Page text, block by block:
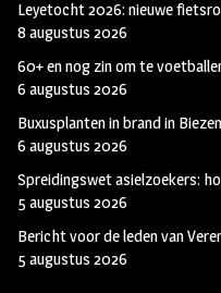
Leyetocht 2026: nieuwe
8 augustus 2026
60+ en nog zin om te
6 augustus 2026
Buxusplanten in brand in
6 augustus 2026
Spreidingswet asielzoekers:
5 augustus 2026
Bericht voor de leden van
5 augustus 2026